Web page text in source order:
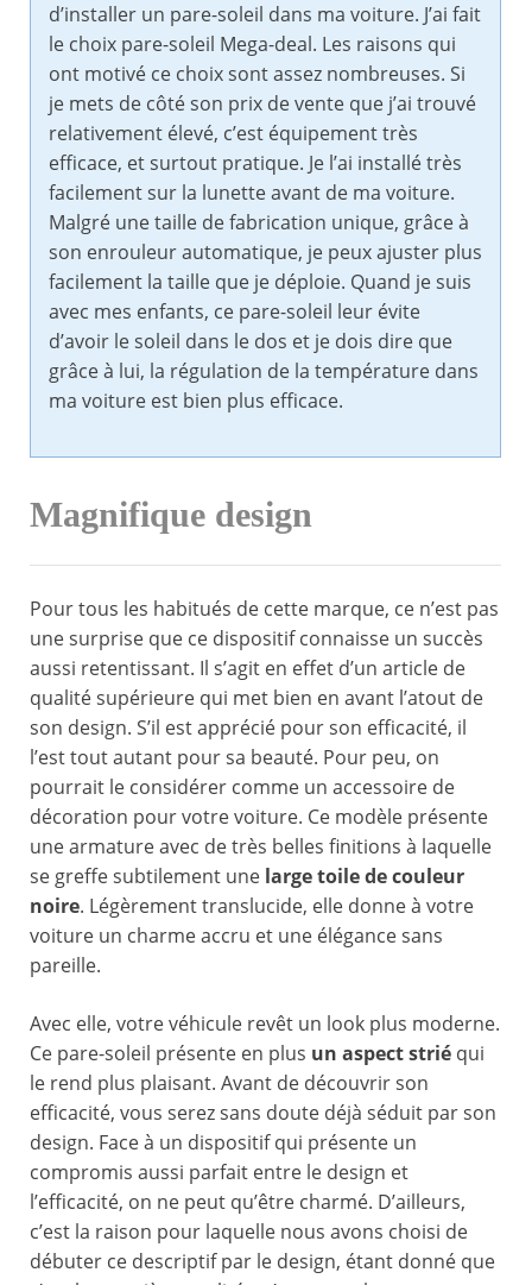
d’installer un pare-soleil dans ma voiture. J’ai fait
le choix pare-soleil Mega-deal. Les raisons qui
ont motivé ce choix sont assez nombreuses. Si
je mets de côté son prix de vente que j’ai trouvé
relativement élevé, c’est équipement très
efficace, et surtout pratique. Je l’ai installé très
facilement sur la lunette avant de ma voiture.
Malgré une taille de fabrication unique, grâce à
son enrouleur automatique, je peux ajuster plus
facilement la taille que je déploie. Quand je suis
avec mes enfants, ce pare-soleil leur évite
d’avoir le soleil dans le dos et je dois dire que
grâce à lui, la régulation de la température dans
ma voiture est bien plus efficace.
Magnifique design
Pour tous les habitués de cette marque, ce n’est pas
une surprise que ce dispositif connaisse un succès
aussi retentissant. Il s’agit en effet d’un article de
qualité supérieure qui met bien en avant l’atout de
son design. S’il est apprécié pour son efficacité, il
l’est tout autant pour sa beauté. Pour peu, on
pourrait le considérer comme un accessoire de
décoration pour votre voiture. Ce modèle présente
une armature avec de très belles finitions à laquelle
se greffe subtilement une large toile de couleur
noire. Légèrement translucide, elle donne à votre
voiture un charme accru et une élégance sans
pareille.
Avec elle, votre véhicule revêt un look plus moderne.
Ce pare-soleil présente en plus un aspect strié qui
le rend plus plaisant. Avant de découvrir son
efficacité, vous serez sans doute déjà séduit par son
design. Face à un dispositif qui présente un
compromis aussi parfait entre le design et
l’efficacité, on ne peut qu’être charmé. D’ailleurs,
c’est la raison pour laquelle nous avons choisi de
débuter ce descriptif par le design, étant donné que